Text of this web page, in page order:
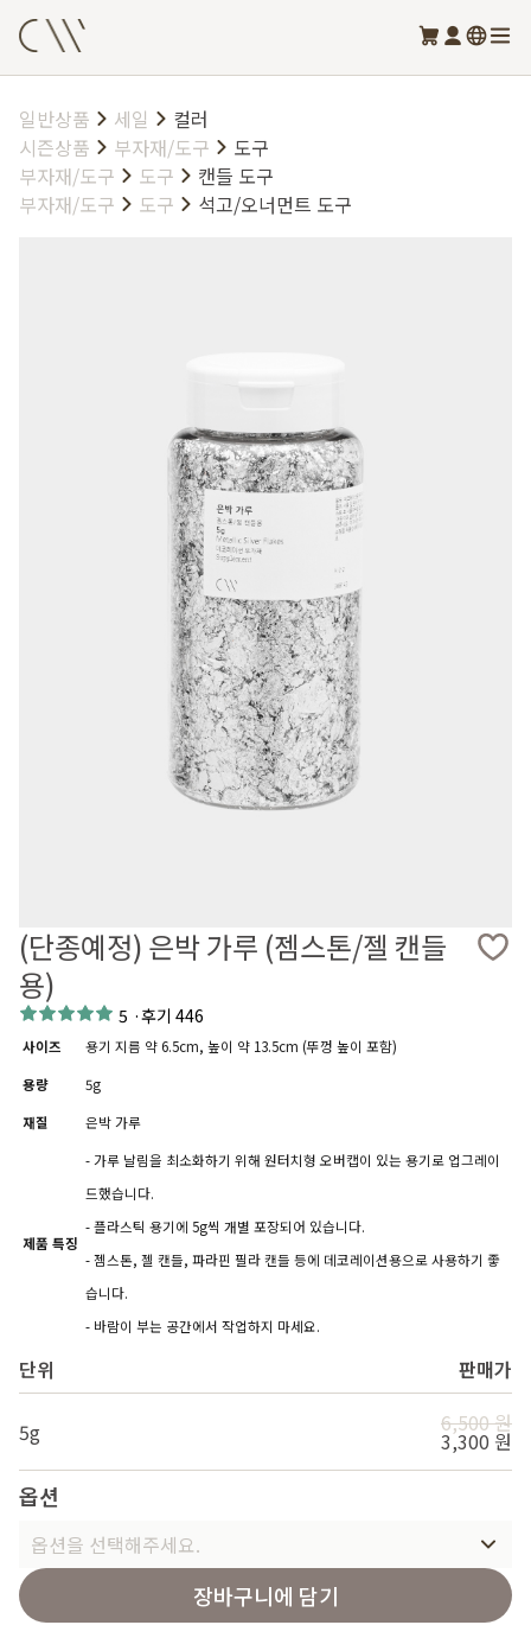
일반상품 세일
컬러
시즌상품
부자재/도구
도구
부자재/도구
도구
캔들 도구
부자재/도구
도구 석고/오너먼트 도구
(단종예정) 은박 가루 (젬스톤/젤 캔들
용)
5 ·후기 446
사이즈
용기 지름 약 6.5cm, 높이 약 13.5cm (뚜껑 높이 포함)
용량
5g
재질
은박 가루
제품 특징
- 가루 날림을 최소화하기 위해 원터치형 오버캡이 있는 용기로 업그레이
드했습니다.
- 플라스틱 용기에 5g씩 개별 포장되어 있습니다.
- 젬스톤, 젤 캔들, 파라핀 필라 캔들 등에 데코레이션용으로 사용하기 좋
습니다.
- 바람이 부는 공간에서 작업하지 마세요.
단위 판매가
5g 6,500 원
3,300 원
옵션
옵션을 선택해주세요.
장바구니에 담기